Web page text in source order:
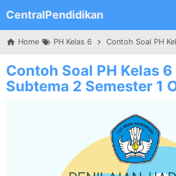
Skip to main content
CentralPendidikan
Home PH Kelas 6 Contoh Soal PH Kelas 6 SD
Contoh Soal PH Kelas 6
Subtema 2 Semester 1